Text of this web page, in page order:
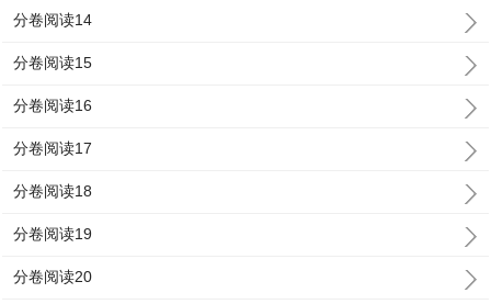
分卷阅读14
分卷阅读15
分卷阅读16
分卷阅读17
分卷阅读18
分卷阅读19
分卷阅读20